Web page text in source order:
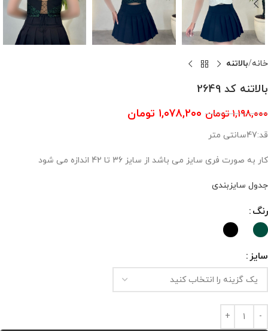
خانه بالاتنه
بالاتنه کد 2649
۱,۱۹۸,۰۰۰ تومان ۱,۰۷۸,۲۰۰ تومان
قد:47سانتی متر
کار به صورت فری سایز می باشد از سایز 36 تا 42 اندازه می شود
جدول سایزبندی
رنگ
سایز